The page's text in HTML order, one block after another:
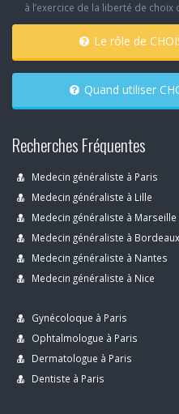
à l’exercice de la liberté de choix
Le rôle
Recherches Fréquentes
Medecin généraliste à Paris
Medecin généraliste à Lille
Medecin généraliste à Marseille
Medecin généraliste à Bordeaux
Medecin généraliste à Nantes
Medecin généraliste à Nice
Gynécoloque à Paris
Ophtalmologue à Paris
Dermatologue à Paris
Dentiste à Paris